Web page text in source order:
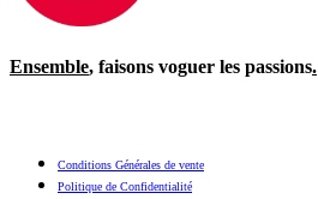
Ensemble, faisons voguer les passions.
Conditions Générales de vente
Politique de Confidentialité